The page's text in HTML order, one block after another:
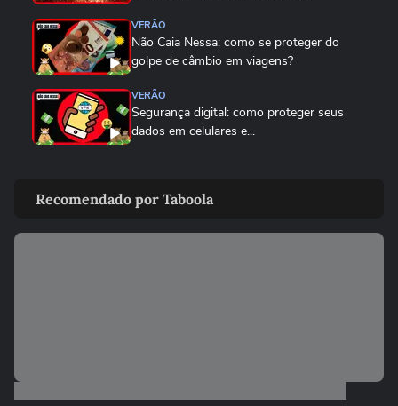
VERÃO
Não Caia Nessa: como se proteger do
golpe de câmbio em viagens?
VERÃO
Segurança digital: como proteger seus
dados em celulares e...
se conectar a uma rede...
VERÃO
Recomendado por Taboola